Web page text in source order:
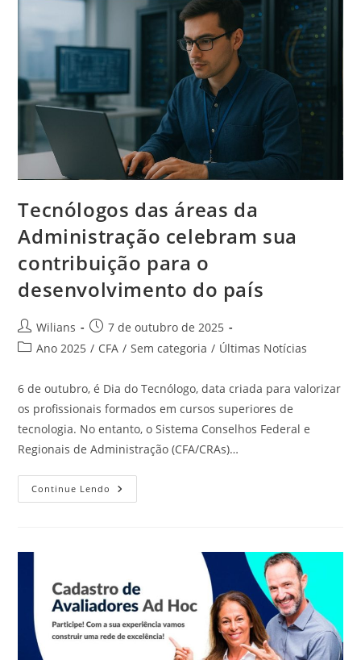
Disponíveis
Tecnólogos das áreas da
Administração celebram sua
contribuição para o
desenvolvimento do país
Autor
do
Wilians
Post
publicado:
7 de outubro de 2025
Categoria
post:
Ano 2025 / CFA / Sem categoria / Últimas Notícias
6 de outubro, é Dia do Tecnólogo, data criada para valorizar
os profissionais formados em cursos superiores de
tecnologia. No entanto, o Sistema Conselhos Federal e
Regionais de Administração (CFA/CRAs)…
Continue Lendo Tecnólogos
Das
Para
O
Desenvolvimento
Do
País